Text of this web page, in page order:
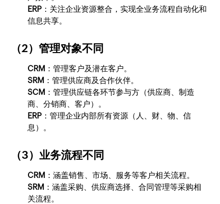
ERP ：关注企业资源整合，实现全业务流程自动化和
信息共享。
（2）管理对象不同
CRM ：管理客户及潜在客户。
SRM ：管理供应商及合作伙伴。
SCM ：管理供应链各环节参与方（供应商、制造
商、分销商、客户）。
ERP ：管理企业内部所有资源（人、财、物、信
息）。
（3）业务流程不同
CRM ：涵盖销售、市场、服务等客户相关流程。
SRM ：涵盖采购、供应商选择、合同管理等采购相
关流程。